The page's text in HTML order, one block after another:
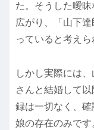
た。そうした曖
広がり、「山下
っていると考えら
しかし実際には
さんと結婚して
録は一切なく、
娘の存在のみで